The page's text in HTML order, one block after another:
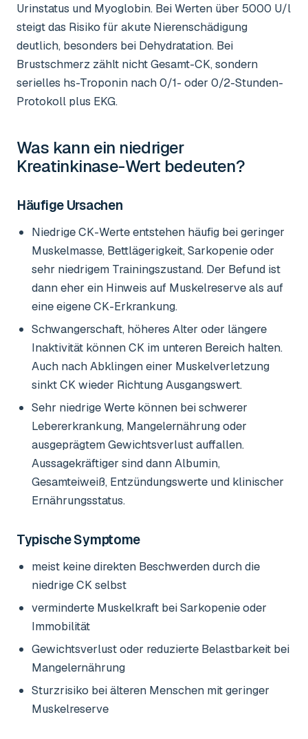
Urinstatus und Myoglobin. Bei Werten über 5000 U/l
steigt das Risiko für akute Nierenschädigung
deutlich, besonders bei Dehydratation. Bei
Brustschmerz zählt nicht Gesamt-CK, sondern
serielles hs-Troponin nach 0/1- oder 0/2-Stunden-
Protokoll plus EKG.
Was kann ein niedriger
Kreatinkinase-Wert bedeuten?
Häufige Ursachen
Niedrige CK-Werte entstehen häufig bei geringer
Muskelmasse, Bettlägerigkeit, Sarkopenie oder
sehr niedrigem Trainingszustand. Der Befund ist
dann eher ein Hinweis auf Muskelreserve als auf
eine eigene CK-Erkrankung.
Schwangerschaft, höheres Alter oder längere
Inaktivität können CK im unteren Bereich halten.
Auch nach Abklingen einer Muskelverletzung
sinkt CK wieder Richtung Ausgangswert.
Sehr niedrige Werte können bei schwerer
Lebererkrankung, Mangelernährung oder
ausgeprägtem Gewichtsverlust auffallen.
Aussagekräftiger sind dann Albumin,
Gesamteiweiß, Entzündungswerte und klinischer
Ernährungsstatus.
Typische Symptome
meist keine direkten Beschwerden durch die
niedrige CK selbst
verminderte Muskelkraft bei Sarkopenie oder
Immobilität
Gewichtsverlust oder reduzierte Belastbarkeit bei
Mangelernährung
Sturzrisiko bei älteren Menschen mit geringer
Muskelreserve